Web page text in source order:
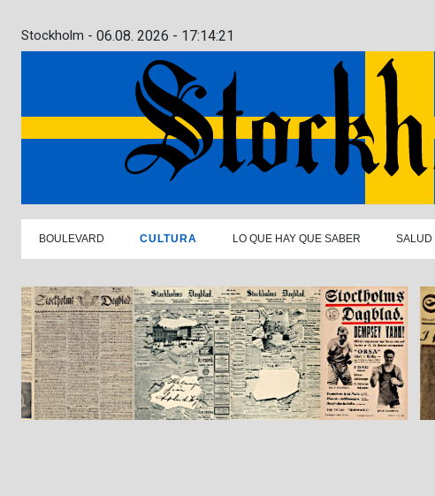
Stockholm - 06.08. 2026 - 17:14:22
BOULEVARD CULTURA LO QUE HAY QUE SABER SALUD